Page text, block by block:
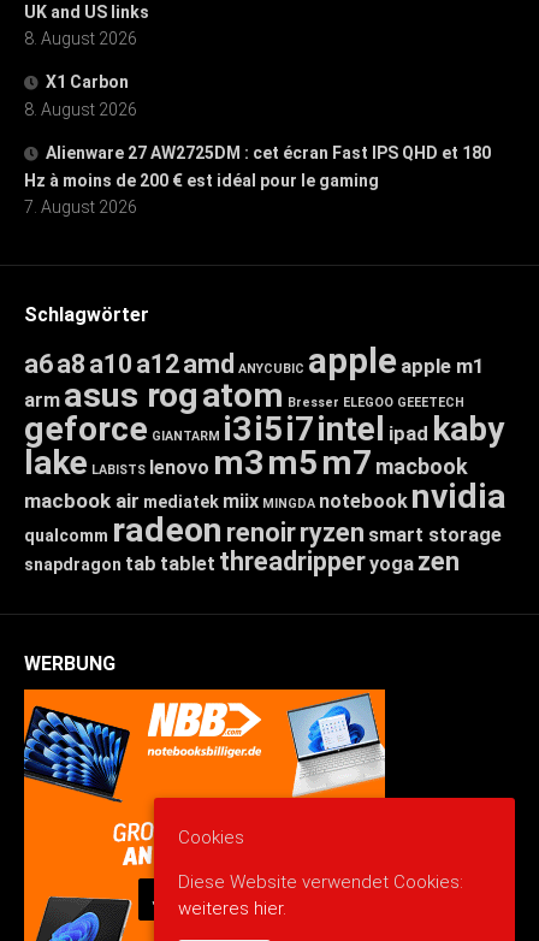
UK and US links
8. August 2026
X1 Carbon
8. August 2026
Alienware 27 AW2725DM : cet écran Fast IPS QHD et 180
Hz à moins de 200 € est idéal pour le gaming
7. August 2026
Schlagwörter
a6a8 a10 a12amd ANYCUBIC apple apple m1
arm asus rogatom Bresser ELEGOO GEEETECH
geforce GIANTARM i3i5i7intel ipad kaby
lake LABISTS lenovo m3m5m7 macbook
macbook air mediatek miix MINGDA notebook nvidia
qualcomm radeon renoirryzen smart storage
snapdragon tab tablet threadripperyoga zen
WERBUNG
Cookies
Diese Website verwendet Cookies:
weiteres hier.